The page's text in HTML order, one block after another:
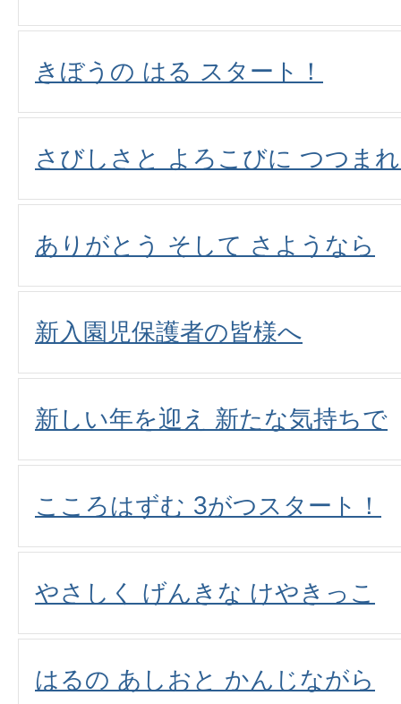
きぼうの はる スタート！
さびしさと よろこびに つつま
ありがとう そして さようなら
新入園児保護者の皆様へ
新しい年を迎え 新たな気持ちで
こころはずむ 3がつスタート！
やさしく げんきな けやきっこ
はるの あしおと かんじながら